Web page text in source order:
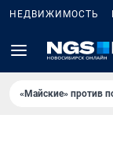
НЕДВИЖИМОСТЬ
«Майские» против